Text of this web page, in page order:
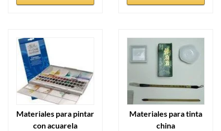
Materiales para pintar
con acuarela
Materiales para tinta
china